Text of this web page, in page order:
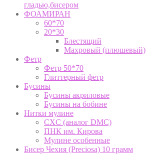
гладью,бисером
ФОАМИРАН
60*70
20*30
Блестящий
Махровый (плюшевый)
Фетр
Фетр 50*70
Глиттерный фетр
Бусины
Бусины акриловые
Бусины на бобине
Нитки мулине
CXC (аналог DMC)
ПНК им. Кирова
Мулине особенные
Бисер Чехия (Preciosa) 10 грамм